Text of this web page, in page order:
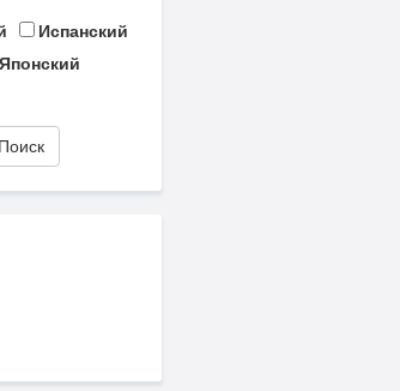
Испанский
Японский
Поиск